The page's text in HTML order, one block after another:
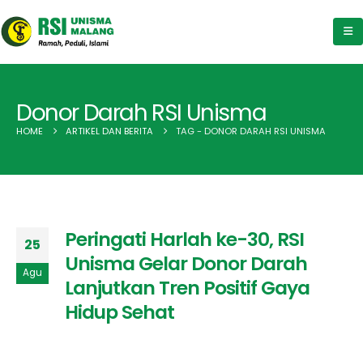
Donor Darah RSI Unisma
HOME ARTIKEL DAN BERITA TAG - DONOR DARAH RSI UNISMA
25
Agu
Peringati Harlah ke-30, RSI
Unisma Gelar Donor Darah
Lanjutkan Tren Positif Gaya
Hidup Sehat